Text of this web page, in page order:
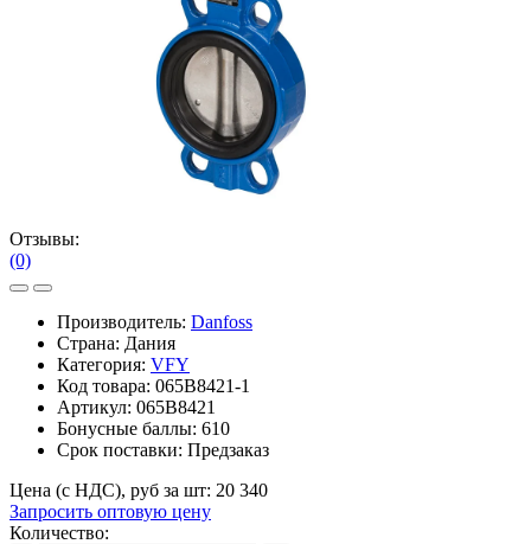
Отзывы:
(0)
Производитель: Danfoss
Страна: Дания
Категория: VFY
Код товара: 065B8421-1
Артикул: 065B8421
Бонусные баллы: 610
Срок поставки: Предзаказ
Цена (с НДС), руб за шт: 20 340
Запросить оптовую цену
Количество: